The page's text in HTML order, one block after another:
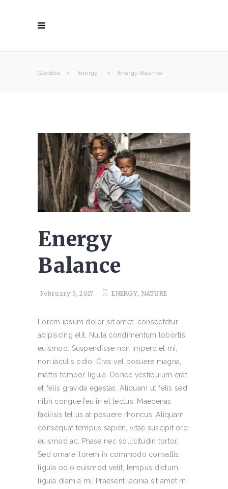
Globbie > Energy > Energy Balance
Energy
Balance
February 5, 2017 ENERGY, NATURE
Lorem ipsum dolor sit amet, consectetur
adipiscing elit. Nulla condimentum lobortis
euismod. Suspendisse non imperdiet mi,
non iaculis odio. Cras vel posuere magna,
mattis tempor ligula. Donec vestibulum erat
et felis gravida egestas. Aliquam ut felis sed
nibh congue feu in et lectus. Maecenas
facilisis tellus at posuere rhoncus. Aliquam
consequat tempus sapien, vitae suscipit orci
euismod ac. Phase nec sollicitudin tortor.
Sed ornare, lorem in commodo convallis,
ligula odio euismod velit, tempus dictum
ligula diam a mi. Praesent lacinia sit amet mi